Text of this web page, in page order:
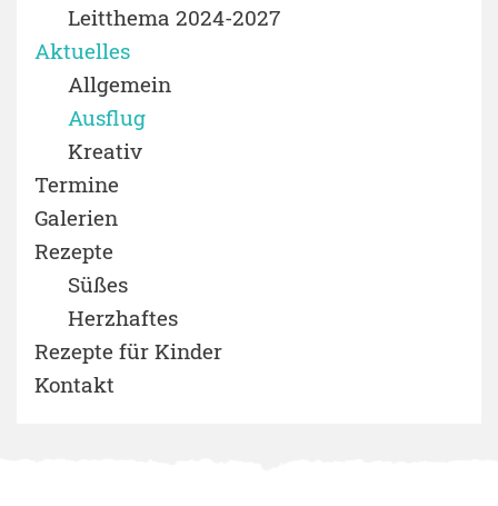
Leitthema 2024-2027
Aktuelles
Allgemein
Ausflug
Kreativ
Termine
Galerien
Rezepte
Süßes
Herzhaftes
Rezepte für Kinder
Kontakt